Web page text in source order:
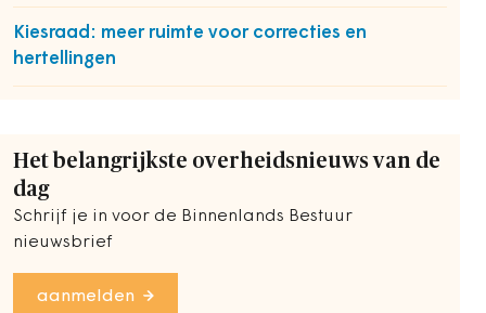
Kiesraad: meer ruimte voor correcties en
hertellingen
Het belangrijkste overheidsnieuws van de
dag
Schrijf je in voor de Binnenlands Bestuur
nieuwsbrief
aanmelden